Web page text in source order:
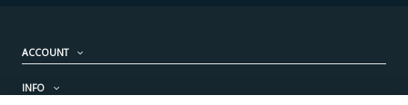
ACCOUNT
INFO